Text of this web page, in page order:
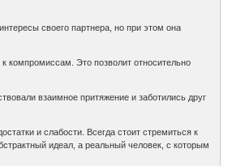
своего партнера, но при этом она
компромиссам. Это позволит относительно
взаимное притяжение и заботились друг
и слабости. Всегда стоит стремиться к
идеал, а реальный человек, с которым